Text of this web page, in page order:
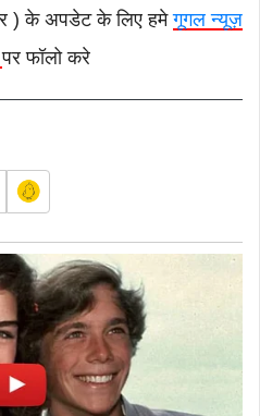
) के अपडेट के लिए हमेगूगल न्यूज़
पर फॉलो करे